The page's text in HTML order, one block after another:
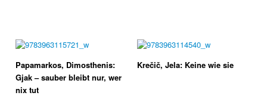
Papamarkos, Dimosthenis:
Gjak – sauber bleibt nur, wer
nix tut
Krečič, Jela: Keine wie sie